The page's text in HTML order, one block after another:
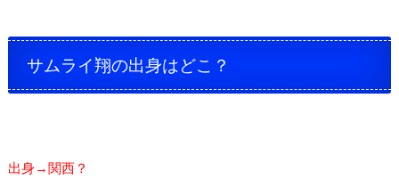
サムライ翔の出身はどこ？
出身→関西？